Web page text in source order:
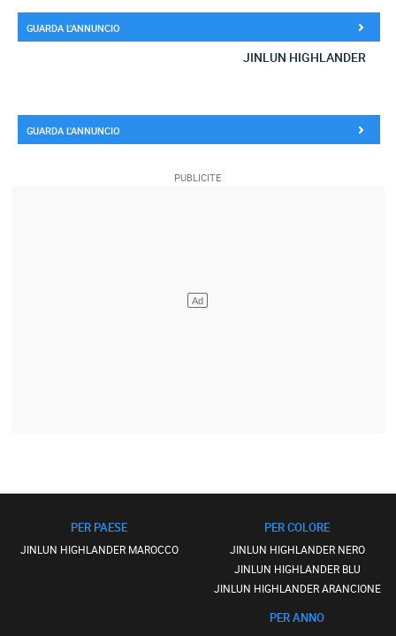
GUARDA L'ANNUNCIO
JINLUN HIGHLANDER
GUARDA L'ANNUNCIO
PER PAESE
JINLUN HIGHLANDER MAROCCO
PER COLORE
JINLUN HIGHLANDER NERO
JINLUN HIGHLANDER BLU
JINLUN HIGHLANDER ARANCIONE
PER ANNO